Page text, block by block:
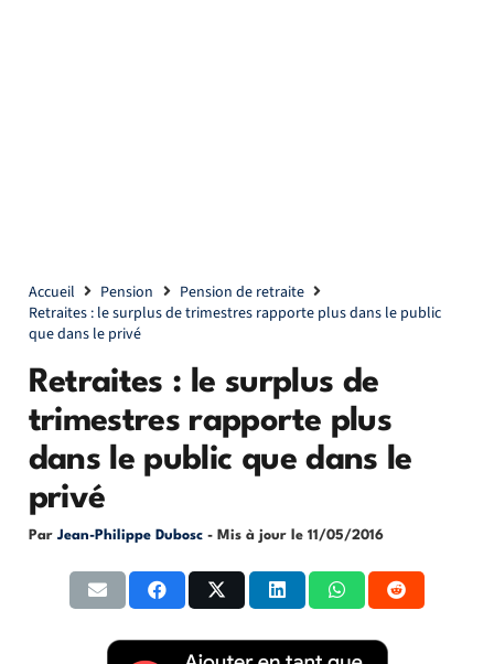
Accueil Pension
Pension de retraite
Retraites : le surplus de trimestres rapporte plus dans le public
que dans le privé
Retraites : le surplus de
trimestres rapporte plus
dans le public que dans le
privé
Par Jean-Philippe Dubosc - Mis à jour le 11/05/2016